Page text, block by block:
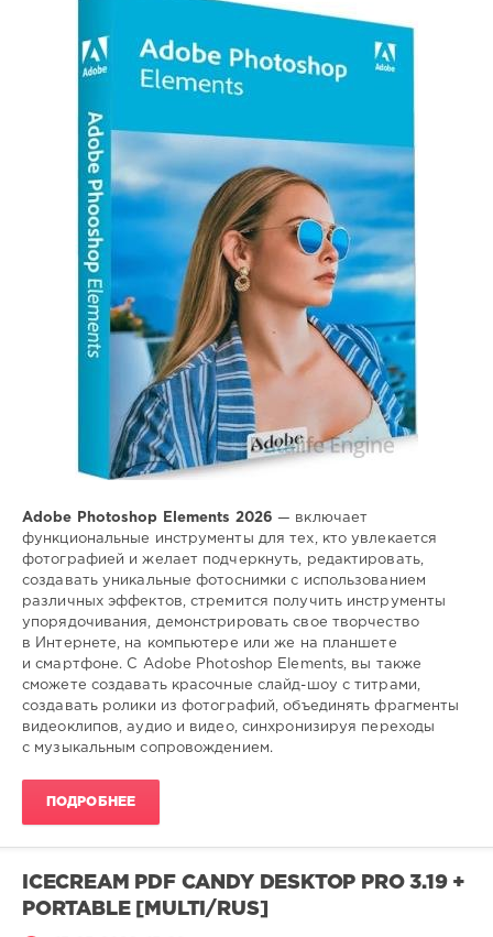
Софт
SamDel
photoshop
редактор
изображений,
photoshop
Adobe Photoshop Elements 2026 — включает
функциональные инструменты для тех, кто увлекается
фотографией и желает подчеркнуть, редактировать,
создавать уникальные фотоснимки с использованием
различных эффектов, стремится получить инструменты
упорядочивания, демонстрировать свое творчество
в Интернете, на компьютере или же на планшете
и смартфоне. С Adobe Photoshop Elements, вы также
сможете создавать красочные слайд-шоу с титрами,
создавать ролики из фотографий, объединять фрагменты
видеоклипов, аудио и видео, синхронизируя переходы
с музыкальным сопровождением.
ПОДРОБНЕЕ
ICECREAM PDF CANDY DESKTOP PRO 3.19 +
PORTABLE [MULTI/RUS]